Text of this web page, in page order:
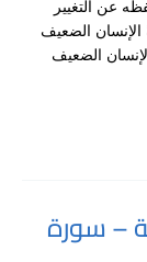
عن التغيير
الإنسان الضعيف
الضعيف
– سورة